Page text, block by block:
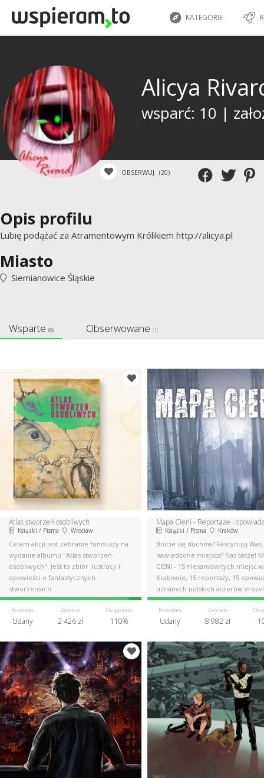
KATEGORIE
Alicya
wsparć: 10 |
OBSERWUJ (20)
Opis profilu
Lubię podążać za Atramentowym Królikiem http://alicya.pl
Miasto
Siemianowice Śląskie
Wsparte (8) Obserwowane (1)
Atlas stworzeń osobliwych
Książki / Pisma Wrocław
Celem akcji jest zebranie funduszy na
wydanie albumu "Atlas stworzeń
osobliwych". Jest to zbiór ilustracji i
opowieści o fantastycznych
stworzeniach. .
Pozostało
Udany
Zebrano
2 426 zł
Osiągnięto
110%
Książki / Pisma Kraków
Boicie się duchów? Fascynują Was
nawiedzone miejsca? Nas także!
CIENI - 15 niesamowitych miejsc w
Krakowie, 15 reportaży, 15
uznanych polskich autorów grozy!
Pozostało
Udany
Zebrano
8 982 zł